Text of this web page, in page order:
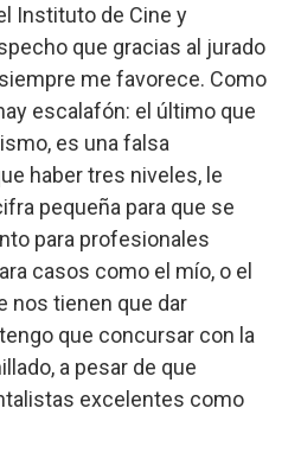
Instituto de Cine y
que gracias al jurado
me favorece. Como
escalafón: el último que
es una falsa
haber tres niveles, le
pequeña para que se
para profesionales
casos como el mío, o el
nos tienen que dar
que concursar con la
a pesar de que
excelentes como